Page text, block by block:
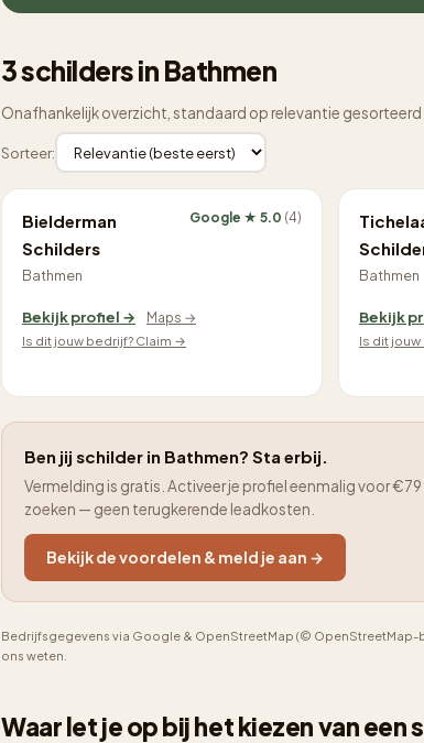
3 schilders in Bathmen
Onafhankelijk overzicht, standaard op relevantie
Sorteer:
Bielderman
Schilders
Bathmen
Google ★ 5.0 (4)
Bekijk profiel →
Maps →
Is dit jouw bedrijf? Claim →
Bathmen
Bekijk
Is dit
Ben jij schilder in Bathmen? Sta erbij.
Vermelding is gratis. Activeer je profiel eenmalig voor
zoeken — geen terugkerende leadkosten.
Bekijk de voordelen & meld je aan →
Bedrijfsgegevens via Google & OpenStreetMap (©
ons weten.
Waar let je op bij het kiezen van een